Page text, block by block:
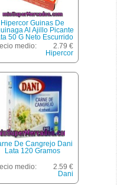
Hipercor Guinas De
Al Ajillo Picante
50 G Neto Escurrido
medio:
2.79 €
Hipercor
De Cangrejo Dani
Lata 120 Gramos
medio:
2.59 €
Dani